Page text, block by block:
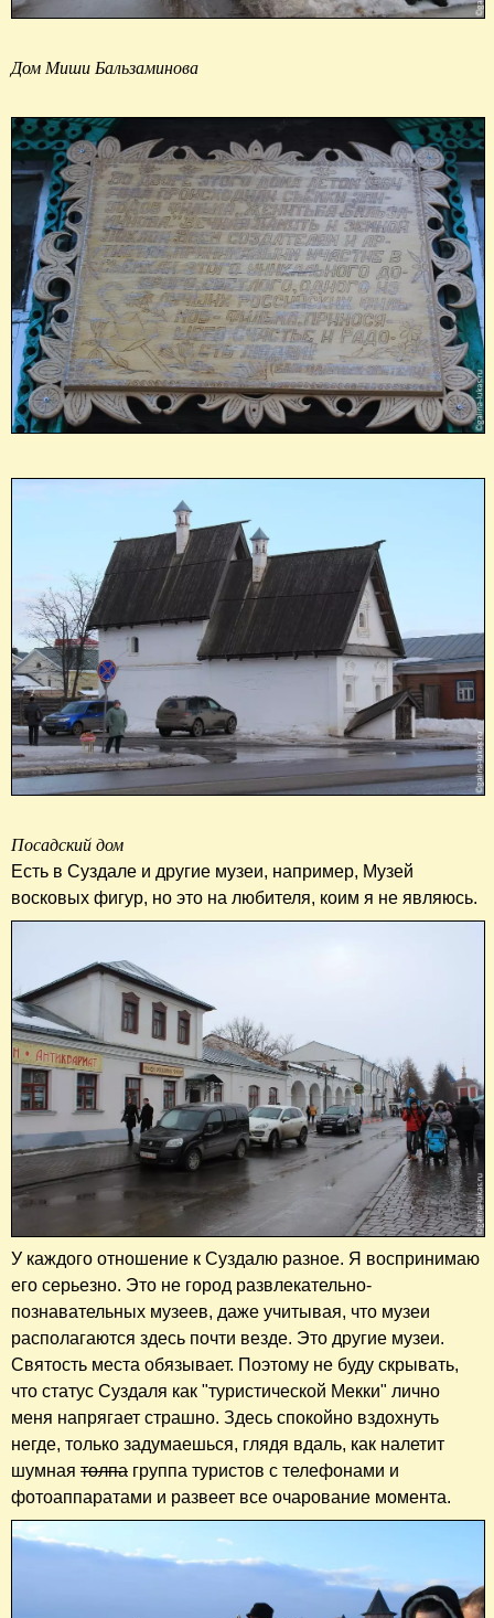
Дом Миши Бальзаминова
Посадский дом
Есть в Суздале и другие музеи, например, Музей
восковых фигур, но это на любителя, коим я не являюсь.
У каждого отношение к Суздалю разное. Я воспринимаю
его серьезно. Это не город развлекательно-
познавательных музеев, даже учитывая, что музеи
располагаются здесь почти везде. Это другие музеи.
Святость места обязывает. Поэтому не буду скрывать,
что статус Суздаля как "туристической Мекки" лично
меня напрягает страшно. Здесь спокойно вздохнуть
негде, только задумаешься, глядя вдаль, как налетит
шумная толпа группа туристов с телефонами и
фотоаппаратами и развеет все очарование момента.